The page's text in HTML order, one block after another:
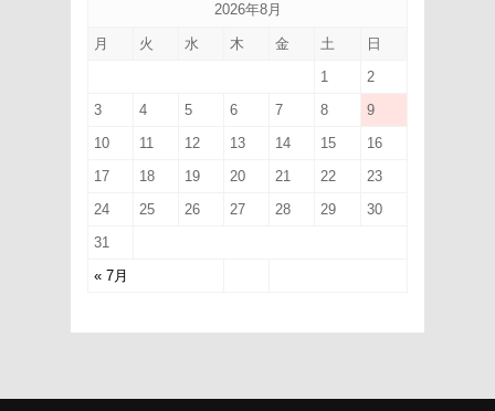
2026年8月
月 火 水 木 金 土 日
« 7月
1
2
3
4 5 6 7 8
9
10
11 12 13 14 15
16
17
18 19 20 21 22
23
24
25 26 27 28 29
30
31